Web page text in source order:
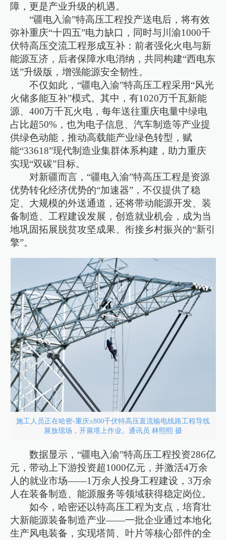
障，更是产业升级的机遇。
“疆电入渝”特高压工程投产送电后，将有效
弥补重庆“十四五”电力缺口，同时与川渝1000千
伏特高压交流工程形成互补：前者强化火电与新
能源互济，后者保障水电消纳，共同构建“西电东
送”升级版，增强能源安全韧性。
不仅如此，“疆电入渝”特高压工程采用“风光
火储多能互补”模式。其中，有1020万千瓦新能
源、400万千瓦火电，每年送往重庆电量中绿电
占比超50%，也为电子信息、汽车制造等产业提
供绿色动能，推动高载能产业绿色转型，赋
能“33618”现代制造业集群体系构建，助力重庆
实现“双碳”目标。
对新疆而言，“疆电入渝”特高压工程是资源
优势转化经济优势的“加速器”，不仅提供了稳
定、大规模的外送通道，还将带动能源开发、装
备制造、工程建设发展，创造就业机会，成为当
地巩固拓展脱贫攻坚成果、衔接乡村振兴的“新引
擎”。
施工人员正在哈密-重庆±800千伏特高压直流输电线路工程导线
展放现场，开展塔上作业。通讯员 林熙熙 摄
数据显示，“疆电入渝”特高压工程投资286亿
元，带动上下游投资超1000亿元，并激活4万余
人的就业市场——1万余人投身工程建设，3万余
人在装备制造、能源服务等领域获得稳定岗位。
如今，哈密还以特高压工程为支点，培育壮
大新能源装备制造产业——一批企业通过本地化
生产风电装备，实现塔筒、叶片等核心部件的全